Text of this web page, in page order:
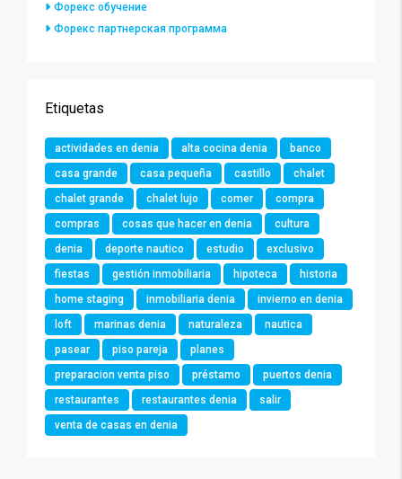
Форекс обучение
Форекс партнерская программа
Etiquetas
actividades en denia alta cocina denia
banco
casa grande
casa pequeña castillo
chalet
chalet grande
chalet lujo comer
compra
compras
cosas que hacer en denia
cultura
denia
deporte nautico estudio
exclusivo
fiestas
gestión inmobiliaria hipoteca
historia
home staging
inmobiliaria denia
invierno en denia
loft
marinas denia naturaleza
nautica
pasear
piso pareja
planes
preparacion venta piso
préstamo
puertos denia
restaurantes
restaurantes denia
salir
venta de casas en denia